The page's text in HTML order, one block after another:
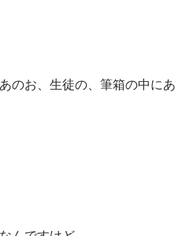
のお、生徒の、筆箱の中にあ